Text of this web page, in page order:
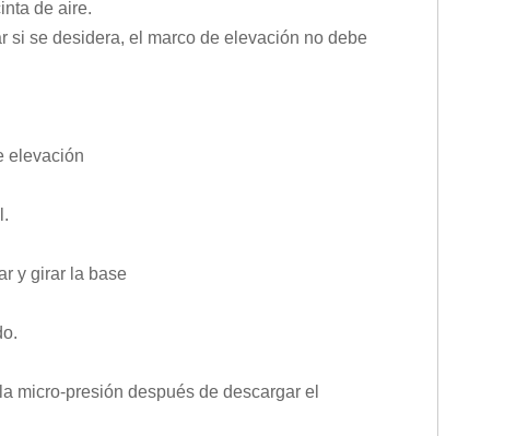
de aire.
si se desidera, el marco de elevación no debe
elevación
y girar la base
micro-presión después de descargar el